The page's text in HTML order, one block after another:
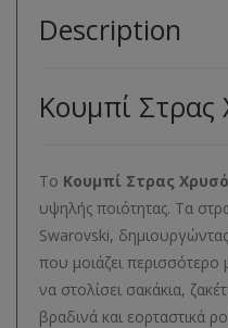
Description
Κουμπί Στρας
Το Κουμπί Στρας
υψηλής ποιότητας. Τα
Swarovski,
που μοιάζει περισσότερο
να στολίσει σακάκια,
βραδινά και εορταστικά